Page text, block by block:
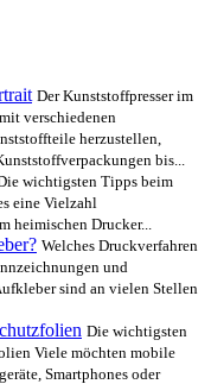
Der Kunststoffpresser im
verschiedenen
herzustellen,
bis...
wichtigsten Tipps beim
eine Vielzahl
heimischen Drucker...
Welches Druckverfahren
und
sind an vielen Stellen
Die wichtigsten
Viele möchten mobile
Smartphones oder